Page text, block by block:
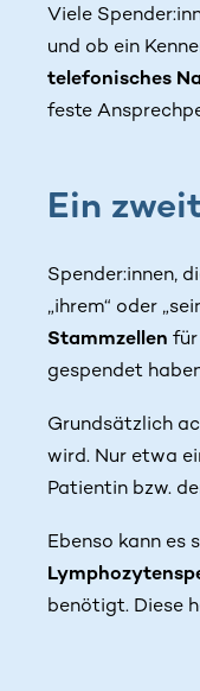
Viele
und ob ein
telefonisches
feste
Ein
Spender:innen,
„ihrem“ oder
Stammzellen für
gespendet
Grundsätzlich
wird. Nur etwa
Patientin bzw.
Ebenso kann es
benötigt. Diese